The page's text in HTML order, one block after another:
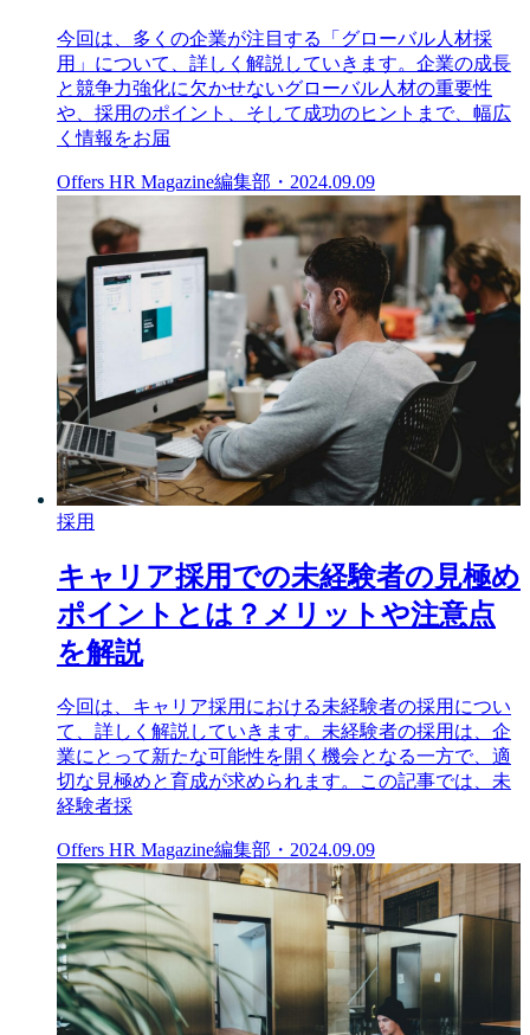
今回は、多くの企業が注目する「グローバル人材採
用」について、詳しく解説していきます。企業の成長
と競争力強化に欠かせないグローバル人材の重要性
や、採用のポイント、そして成功のヒントまで、幅広
く情報をお届
Offers HR Magazine編集部 ・ 2024.09.09
採用
キャリア採用での未経験者の見極め
ポイントとは？メリットや注意点
を解説
今回は、キャリア採用における未経験者の採用につい
て、詳しく解説していきます。未経験者の採用は、企
業にとって新たな可能性を開く機会となる一方で、適
切な見極めと育成が求められます。この記事では、未
経験者採
Offers HR Magazine編集部 ・ 2024.09.09